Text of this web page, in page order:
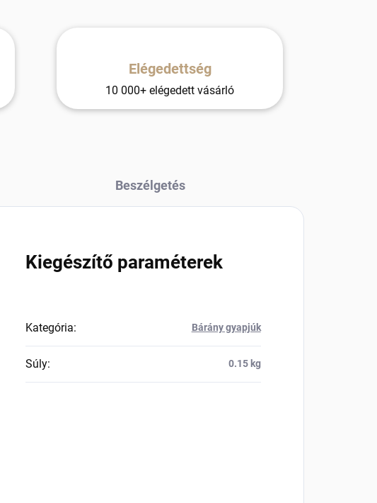
Elégedettség
10 000+ elégedett vásárló
Beszélgetés
Kiegészítő paraméterek
Kategória: Bárány gyapjúk
Súly: 0.15 kg